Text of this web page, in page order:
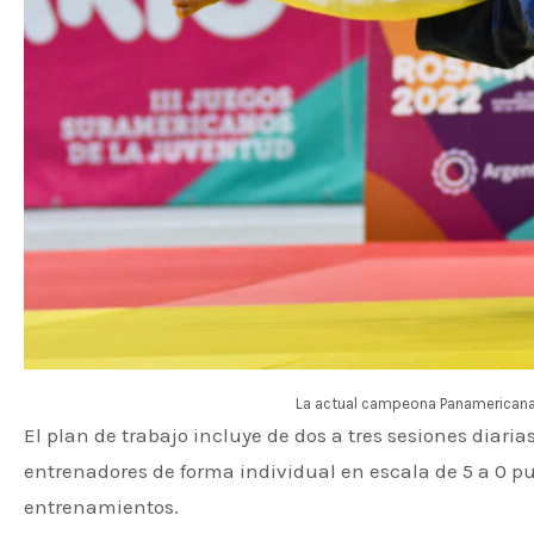
La actual campeona
El plan de trabajo incluye de dos a tres sesiones
entrenadores de forma individual en escala de 5 a 0
entrenamientos.